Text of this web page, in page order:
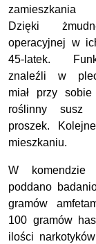
zamieszkania
Dzięki
operacyjnej w
45-latek.
znaleźli w
miał przy sobie
roślinny susz
proszek.
mieszkaniu.
W komendzie
poddano
gramów
100 gramów
ilości